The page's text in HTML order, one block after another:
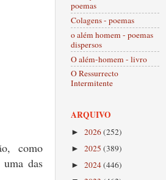
como
das
poemas
Colagens - poemas
o além homem - poemas
dispersos
O além-homem - livro
O Ressurrecto
Intermitente
ARQUIVO
► 2026(252)
► 2025 (389)
► 2024(446)